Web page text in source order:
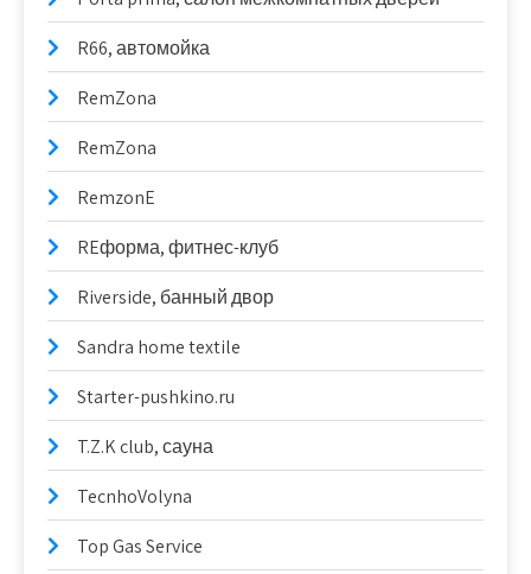
R66, автомойка
RemZona
RemZona
RemzonE
REформа, фитнес-клуб
Riverside, банный двор
Sandra home textile
Starter-pushkino.ru
T.Z.K club, сауна
TecnhoVolyna
Top Gas Service